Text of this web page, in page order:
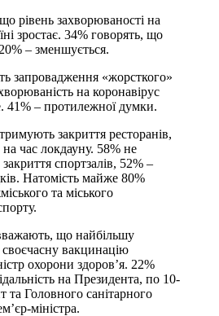
рівень захворюваності на
зростає. 34% говорять, що
– зменшується.
запровадження «жорсткого»
на коронавірус
41% – протилежної думки.
закриття ресторанів,
на час локдауну. 58% не
спортзалів, 52% –
Натомість майже 80%
та міського
що найбільшу
своєчасну вакцинацію
охорони здоров’я. 22%
на Президента, по 10-
та Головного санітарного
міністра.